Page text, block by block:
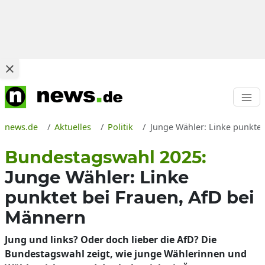
news.de Aktuelles Politik Junge Wähler: Linke
Bundestagswahl 2025:
Junge Wähler: Linke
punktet bei Frauen, AfD bei
Männern
Jung und links? Oder doch lieber die AfD? Die
Bundestagswahl zeigt, wie junge Wählerinnen und